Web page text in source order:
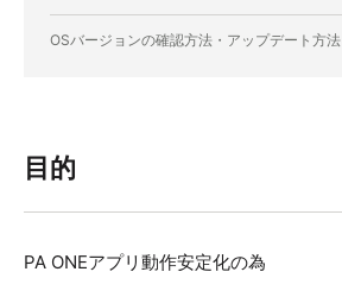
OSバージョンの確認方法・アップデート方法
目的
PA ONEアプリ動作安定化の為